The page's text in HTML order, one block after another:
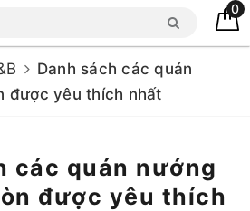
0
Danh sách các quán
được yêu thích nhất
các quán nướng
được yêu thích